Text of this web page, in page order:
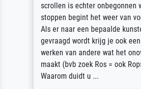
scrollen is echter onbegonnen
stoppen begint het weer van
Als er naar een bepaalde
gevraagd wordt krijg je ook
werken van andere wat het
maakt (bvb zoek Ros = ook
Waarom duidt u ...